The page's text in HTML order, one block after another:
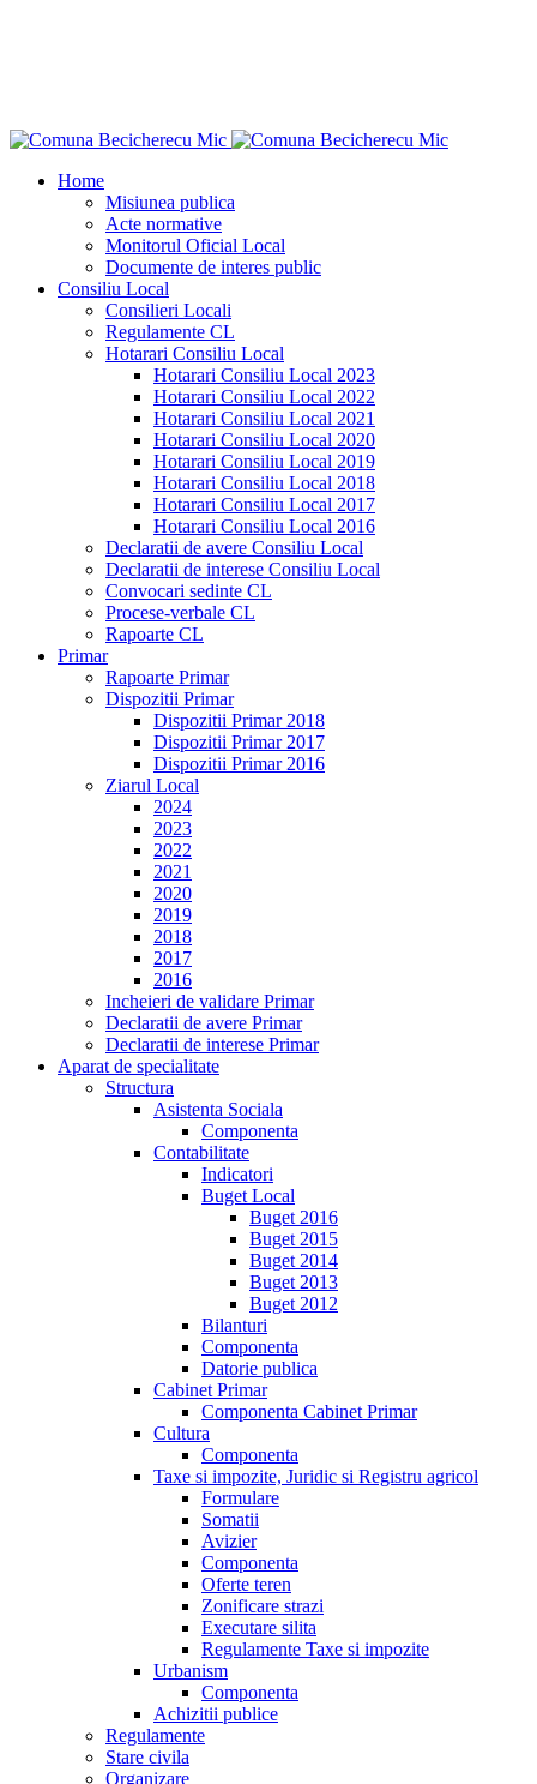
Home
Misiunea publica
Acte normative
Monitorul Oficial Local
Documente de interes public
Consiliu Local
Consilieri Locali
Regulamente CL
Hotarari Consiliu Local
Hotarari Consiliu Local 2023
Hotarari Consiliu Local 2022
Hotarari Consiliu Local 2021
Hotarari Consiliu Local 2020
Hotarari Consiliu Local 2019
Hotarari Consiliu Local 2018
Hotarari Consiliu Local 2017
Hotarari Consiliu Local 2016
Declaratii de avere Consiliu Local
Declaratii de interese Consiliu Local
Convocari sedinte CL
Procese-verbale CL
Rapoarte CL
Primar
Rapoarte Primar
Dispozitii Primar
Dispozitii Primar 2018
Dispozitii Primar 2017
Dispozitii Primar 2016
Ziarul Local
2024
2023
2022
2021
2020
2019
2018
2017
2016
Incheieri de validare Primar
Declaratii de avere Primar
Declaratii de interese Primar
Aparat de specialitate
Structura
Asistenta Sociala
Componenta
Contabilitate
Indicatori
Buget Local
Buget 2016
Buget 2015
Buget 2014
Buget 2013
Buget 2012
Bilanturi
Componenta
Datorie publica
Cabinet Primar
Componenta Cabinet Primar
Cultura
Componenta
Taxe si impozite, Juridic si Registru agricol
Formulare
Somatii
Avizier
Componenta
Oferte teren
Zonificare strazi
Executare silita
Regulamente Taxe si impozite
Urbanism
Componenta
Achizitii publice
Regulamente
Stare civila
Organizare